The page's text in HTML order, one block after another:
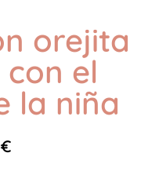
orejita
el
la niña
€